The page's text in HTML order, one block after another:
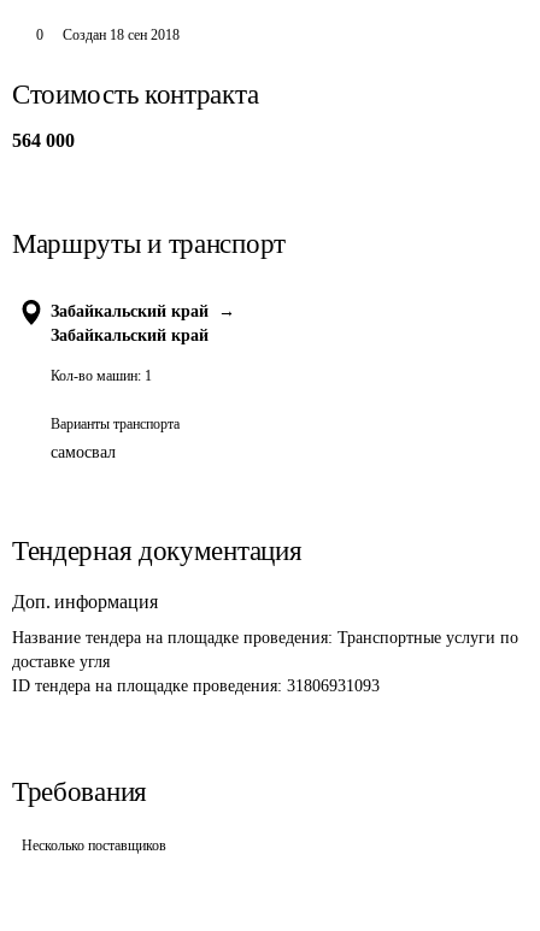
0 Создан 18 сен 2018
Стоимость контракта
564 000
Маршруты и транспорт
Забайкальский край
→
Забайкальский край
Кол-во машин: 1
Варианты транспорта
самосвал
Тендерная документация
Доп. информация
Название тендера на площадке проведения: Транспортные услуги по
доставке угля
ID тендера на площадке проведения: 31806931093
Требования
Несколько поставщиков